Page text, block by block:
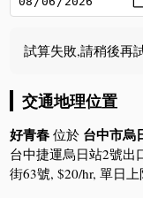
試算失敗,請稍後再
交通地理位置
好青春 位於 台中市烏
台中捷運烏日站2號出
街63號, $20/hr, 單日